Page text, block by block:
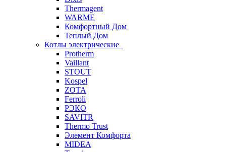
Thermagent
WARME
Комфортный Дом
Теплый Дом
Котлы электрические
Protherm
Vaillant
STOUT
Kospel
ZOTA
Ferroli
РЭКО
SAVITR
Thermo Trust
Элемент Комфорта
MIDEA